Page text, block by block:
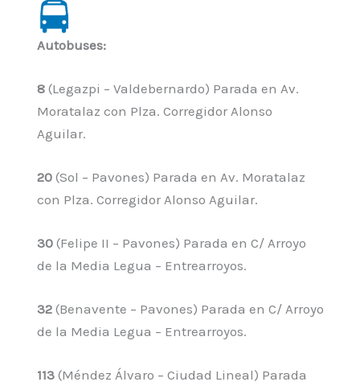
Autobuses:
8(Legazpi – Valdebernardo) Parada en Av.
Moratalaz con Plza. Corregidor Alonso
Aguilar.
20(Sol – Pavones) Parada en Av. Moratalaz
con Plza. Corregidor Alonso Aguilar.
30(Felipe II – Pavones) Parada en C/ Arroyo
de la Media Legua – Entrearroyos.
32(Benavente – Pavones) Parada en C/ Arroyo
de la Media Legua – Entrearroyos.
113(Méndez Álvaro – Ciudad Lineal) Parada